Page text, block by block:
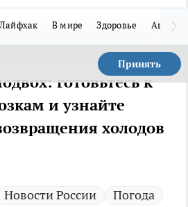
Лайфхак В мире Здоровье Авто
Принять
готовьтесь к
и узнайте
холодов
Новости России
Погода